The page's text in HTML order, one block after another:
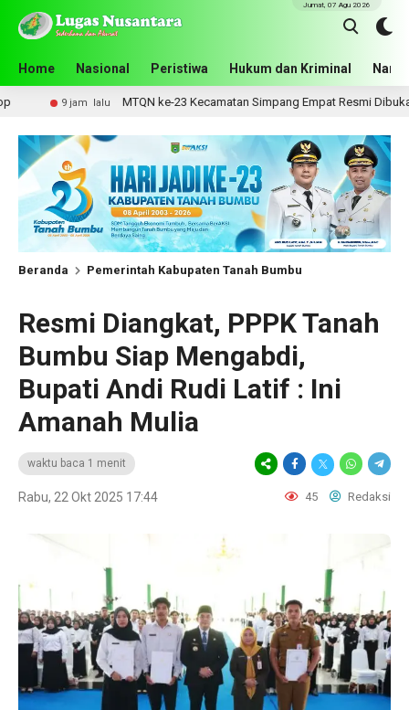
Home Nasional Peristiwa Hukum dan Kriminal
Jumat, 07 Agu 2026
lalu MTQN ke-23 Kecamatan Simpang Empat Resmi Dibuka, Bupati
Beranda Pemerintah Kabupaten Tanah Bumbu
Resmi Diangkat, PPPK Tanah
Bumbu Siap Mengabdi,
Bupati Andi Rudi Latif : Ini
Amanah Mulia
waktu baca 1 menit
Rabu, 22 Okt 2025 17:44 45 Redaksi